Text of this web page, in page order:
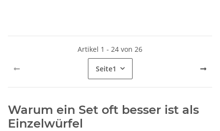
Artikel 1 - 24 von 26
Seite1
Warum ein Set oft besser ist als
Einzelwürfel